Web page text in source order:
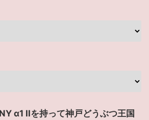
α1 IIを持って神戸どうぶつ王国